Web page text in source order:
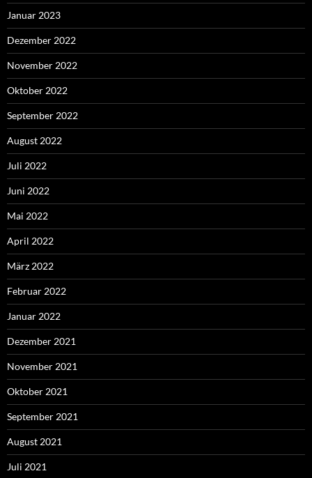
Januar 2023
Dezember 2022
November 2022
Oktober 2022
September 2022
August 2022
Juli 2022
Juni 2022
Mai 2022
April 2022
März 2022
Februar 2022
Januar 2022
Dezember 2021
November 2021
Oktober 2021
September 2021
August 2021
Juli 2021